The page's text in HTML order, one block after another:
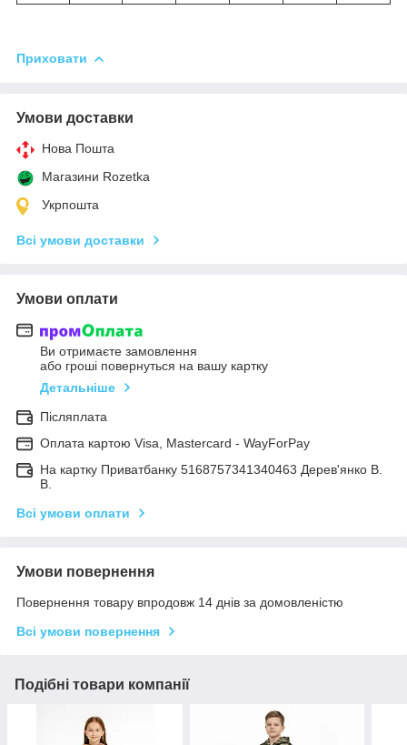
Приховати
Умови доставки
Нова Пошта
Магазини Rozetka
Укрпошта
Всі умови доставки
Умови оплати
Ви отримаєте замовлення
або гроші повернуться на вашу картку
Детальніше
Післяплата
Оплата картою Visa, Mastercard - WayForPay
На картку Приватбанку 5168757341340463 Дерев'янко В.
В.
Всі умови оплати
Умови повернення
Повернення товару впродовж 14 днів за домовленістю
Всі умови повернення
Подібні товари компанії